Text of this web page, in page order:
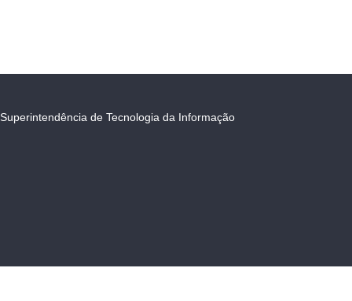
Superintendência de Tecnologia da Informação